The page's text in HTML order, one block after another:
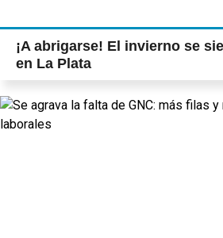
¡A abrigarse! El invierno se
en La Plata